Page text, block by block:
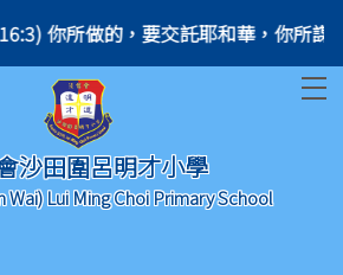
的，要交託耶和華，你所謀的，就必
沙田圍呂明才小學
Wai) Lui Ming Choi Primary School